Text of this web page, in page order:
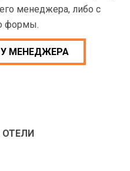
менеджера, либо с
формы.
МЕНЕДЖЕРА
ОТЕЛИ